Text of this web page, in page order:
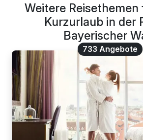
Weitere Reisethemen
Kurzurlaub in der
Bayerischer
733 Angebote